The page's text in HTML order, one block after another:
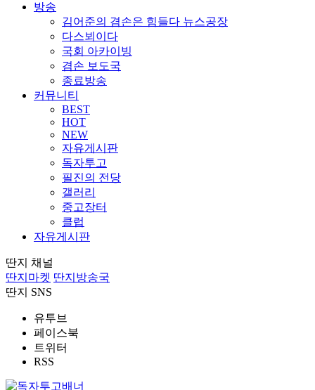
방송
김어준의 겸손은 힘들다 뉴스공장
다스뵈이다
국회 아카이빙
겸손 보도국
종료방송
커뮤니티
BEST
HOT
NEW
자유게시판
독자투고
필진의 전당
갤러리
중고장터
클럽
자유게시판
딴지 채널
딴지마켓 딴지방송국
딴지 SNS
유투브
페이스북
트위터
RSS